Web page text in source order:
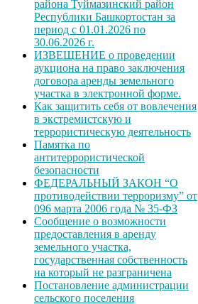
района Туймазинский район
Республики Башкортостан за
период с 01.01.2026 по
30.06.2026 г.
ИЗВЕЩЕНИЕ о проведении
аукциона на право заключения
договора аренды земельного
участка в электронной форме.
Как защитить себя от вовлечения
в экстремистскую и
террористическую деятельность
Памятка по
антитеррористической
безопасности
ФЕДЕРАЛЬНЫЙ ЗАКОН “О
противодействии терроризму” от
096 марта 2006 года № 35-ФЗ
Сообщение о возможности
предоставления в аренду
земельного участка,
государственная собственность
на который не разграничена
Постановление администрации
сельского поселения